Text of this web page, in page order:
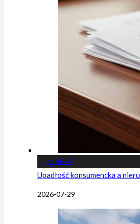
Poradniki
Upadłość konsumencka a
2026-07-29